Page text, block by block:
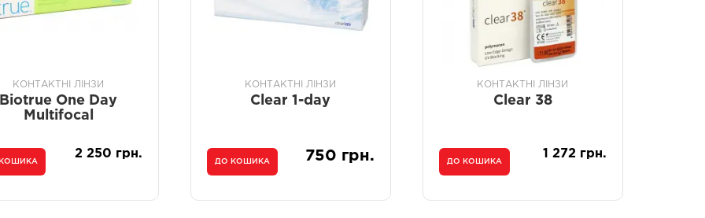
КОНТАКТНІ ЛІНЗИ
Biotrue One Day
Multifocal
2 250 грн.
КОНТАКТНІ ЛІНЗИ
Clear 1-day
ДО КОШИКА 750 грн.
КОНТАКТНІ ЛІНЗИ
Clear 38
ДО КОШИКА
1 272 грн.